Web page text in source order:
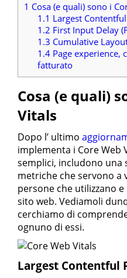
1 Cosa (e quali) sono i
1.1 Largest
1.2 First Input Delay
1.3 Cumulative
1.4Page experience,
fatturato
Cosa (e quali)
Vitals
Dopo l’ ultimo
implementa i Core Web
semplici, includono una
metriche che servono a
persone che utilizzano
sito web. Vediamoli
cerchiamo di
ognuno di essi.
Largest Contentful